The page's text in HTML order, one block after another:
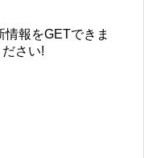
報をGETできま
さい!